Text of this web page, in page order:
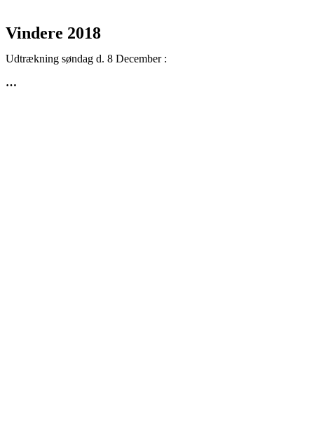
Vindere 2018
Udtrækning søndag d. 8 December :
…